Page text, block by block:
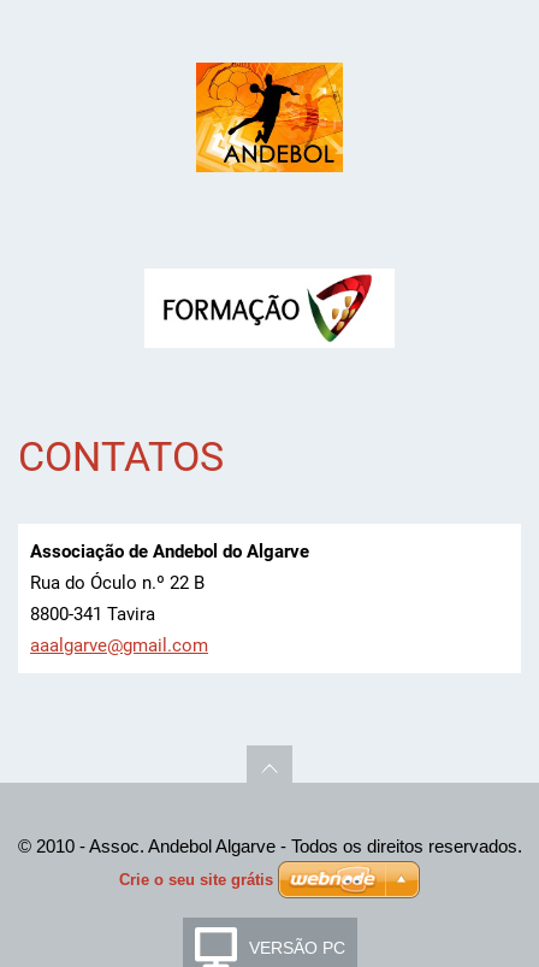
CONTATOS
Associação de Andebol do Algarve
Rua do Óculo n.º 22 B
8800-341 Tavira
aaalgarve@gmail.com
© 2010 - Assoc. Andebol Algarve - Todos os direitos reservados.
Crie o seu site grátis
VERSÃO PC